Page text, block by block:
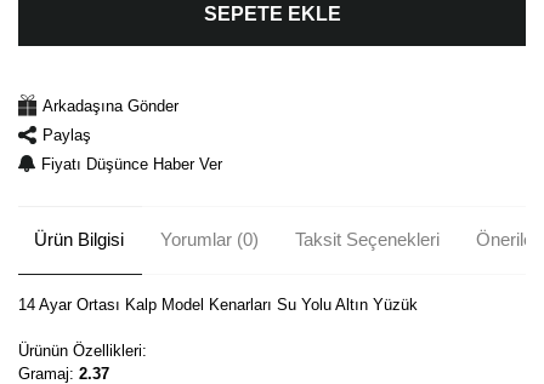
SEPETE EKLE
Arkadaşına Gönder
Paylaş
Fiyatı Düşünce Haber Ver
Ürün Bilgisi Yorumlar (0) Taksit Seçenekleri
14 Ayar Ortası Kalp Model Kenarları Su Yolu Altın Yüzük
Ürünün Özellikleri:
Gramaj: 2.37